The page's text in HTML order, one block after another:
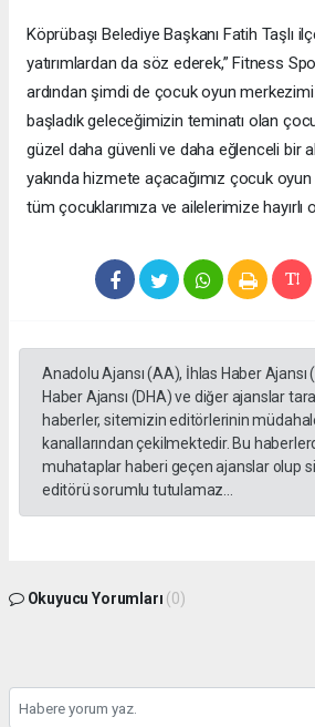
Köprübaşı Belediye Başkanı Fatih Taşlı
yatırımlardan da söz ederek,” Fitness
ardından şimdi de çocuk oyun
başladık geleceğimizin teminatı olan
güzel daha güvenli ve daha eğlenceli bir
yakında hizmete açacağımız çocuk
tüm çocuklarımıza ve ailelerimize hayırlı
Anadolu Ajansı (AA), İhlas Haber Ajansı
Haber Ajansı (DHA) ve diğer ajanslar
haberler, sitemizin editörlerinin
kanallarından çekilmektedir. Bu
muhataplar haberi geçen ajanslar olup
editörü sorumlu tutulamaz...
Okuyucu Yorumları (0)